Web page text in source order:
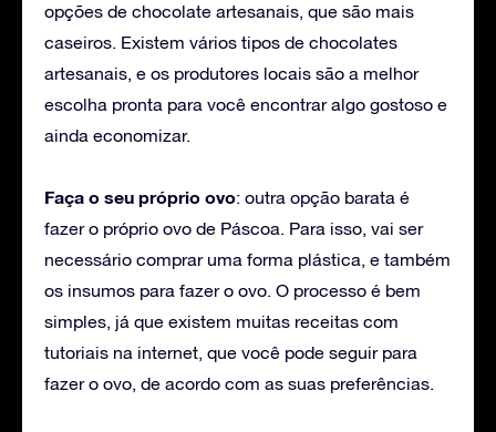
opções de chocolate artesanais, que são mais
caseiros. Existem vários tipos de chocolates
artesanais, e os produtores locais são a melhor
escolha pronta para você encontrar algo gostoso e
ainda economizar.
Faça o seu próprio ovo: outra opção barata é
fazer o próprio ovo de Páscoa. Para isso, vai ser
necessário comprar uma forma plástica, e também
os insumos para fazer o ovo. O processo é bem
simples, já que existem muitas receitas com
tutoriais na internet, que você pode seguir para
fazer o ovo, de acordo com as suas preferências.